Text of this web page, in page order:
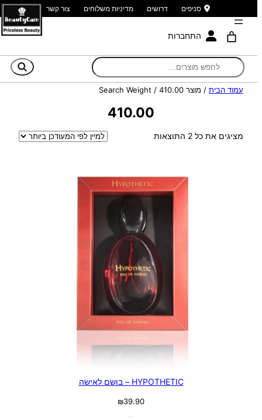
סניפים דרושים מדיניות משלוחים צור קשר
התחברות
עמוד הבית / מוצר Search Weight / 410.00
410.00
מציגים את כל ⁦2⁩ התוצאות
ממוין
העדכני
ביותר
HYPOTHETIC – בושם לאישה
₪39.90